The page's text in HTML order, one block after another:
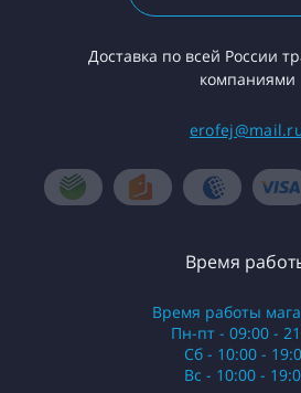
Доставка по всей России
компаниями
Время
Время работы
Пн-пт - 09:00 -
Сб - 10:00 -
Вс - 10:00 -